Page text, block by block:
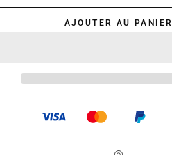
AJOUTER AU PANIER